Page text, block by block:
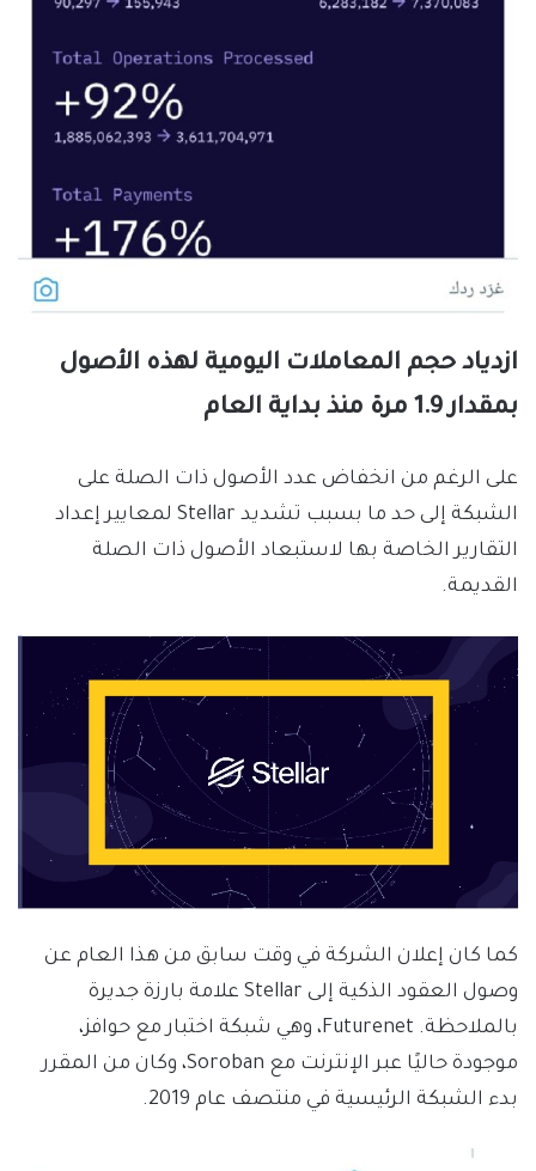
ازدياد حجم المعاملات اليومية لهذه الأصول
بمقدار 1.9 مرة منذ بداية العام
على الرغم من انخفاض عدد الأصول ذات الصلة على
الشبكة إلى حد ما بسبب تشديد Stellar لمعايير إعداد
التقارير الخاصة بها لاستبعاد الأصول ذات الصلة
القديمة.
كما كان إعلان الشركة في وقت سابق من هذا العام عن
وصول العقود الذكية إلى Stellar علامة بارزة جديرة
بالملاحظة. Futurenet، وهي شبكة اختبار مع حوافز،
موجودة حاليًا عبر الإنترنت مع Soroban، وكان من المقرر
بدء الشبكة الرئيسية في منتصف عام 2019.